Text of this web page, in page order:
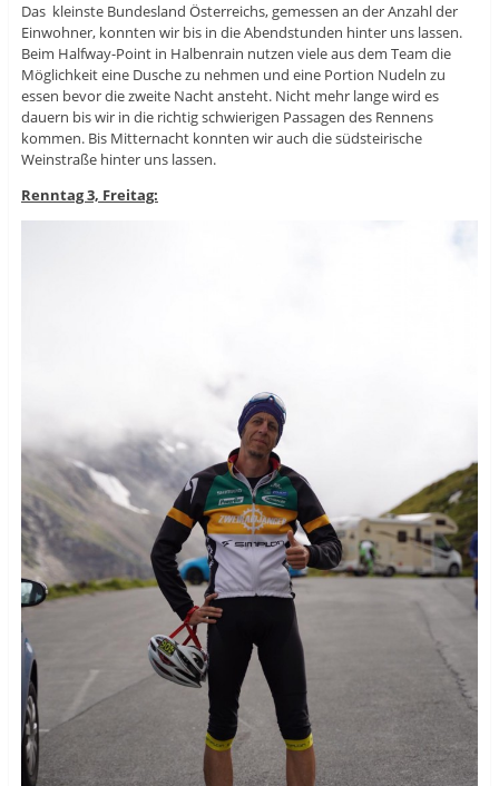
Das kleinste Bundesland Österreichs, gemessen an der Anzahl der
Einwohner, konnten wir bis in die Abendstunden hinter uns lassen.
Beim Halfway-Point in Halbenrain nutzen viele aus dem Team die
Möglichkeit eine Dusche zu nehmen und eine Portion Nudeln zu
essen bevor die zweite Nacht ansteht. Nicht mehr lange wird es
dauern bis wir in die richtig schwierigen Passagen des Rennens
kommen. Bis Mitternacht konnten wir auch die südsteirische
Weinstraße hinter uns lassen.
Renntag 3, Freitag: